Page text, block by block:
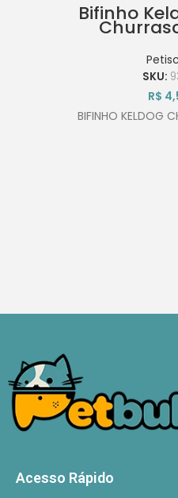
Bifinho
SKU:
R$
BIFINHO KELDOG
Acesso Rápido